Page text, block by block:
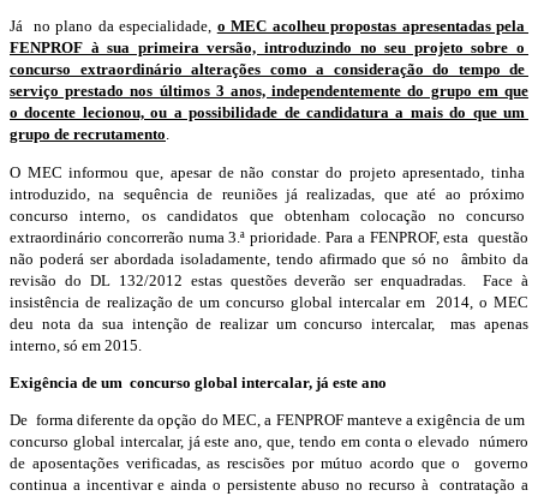
Já no plano da especialidade, o MEC acolheu propostas apresentadas pela
FENPROF à sua primeira versão, introduzindo no seu projeto sobre o
concurso extraordinário alterações como a consideração do tempo de
serviço prestado nos últimos 3 anos, independentemente do grupo em que
o docente lecionou, ou a possibilidade de candidatura a mais do que um
grupo de recrutamento.
O MEC informou que, apesar de não constar do projeto apresentado, tinha
introduzido, na sequência de reuniões já realizadas, que até ao próximo
concurso interno, os candidatos que obtenham colocação no concurso
extraordinário concorrerão numa 3.ª prioridade. Para a FENPROF, esta questão
não poderá ser abordada isoladamente, tendo afirmado que só no âmbito da
revisão do DL 132/2012 estas questões deverão ser enquadradas. Face à
insistência de realização de um concurso global intercalar em 2014, o MEC
deu nota da sua intenção de realizar um concurso intercalar, mas apenas
interno, só em 2015.
Exigência de um concurso global intercalar, já este ano
De forma diferente da opção do MEC, a FENPROF manteve a exigência de um
concurso global intercalar, já este ano, que, tendo em conta o elevado número
de aposentações verificadas, as rescisões por mútuo acordo que o governo
continua a incentivar e ainda o persistente abuso no recurso à contratação a